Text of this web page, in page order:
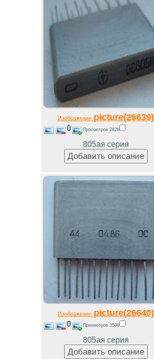
Изображениеpicture(26639)
0 Просмотров 2828
805ая серия
Изображениеpicture(26640)
0 Просмотров 3598
805ая серия